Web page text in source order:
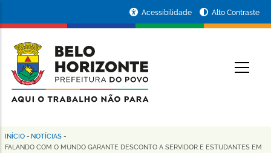
conteúdo
principal
da
Prefeitura
de
Horizonte
Acessibilidade Alto Contraste
Trilha
INÍCIO - NOTÍCIAS -
FALANDO COM O MUNDO GARANTE DESCONTO A SERVIDOR E ESTUDANTES EM